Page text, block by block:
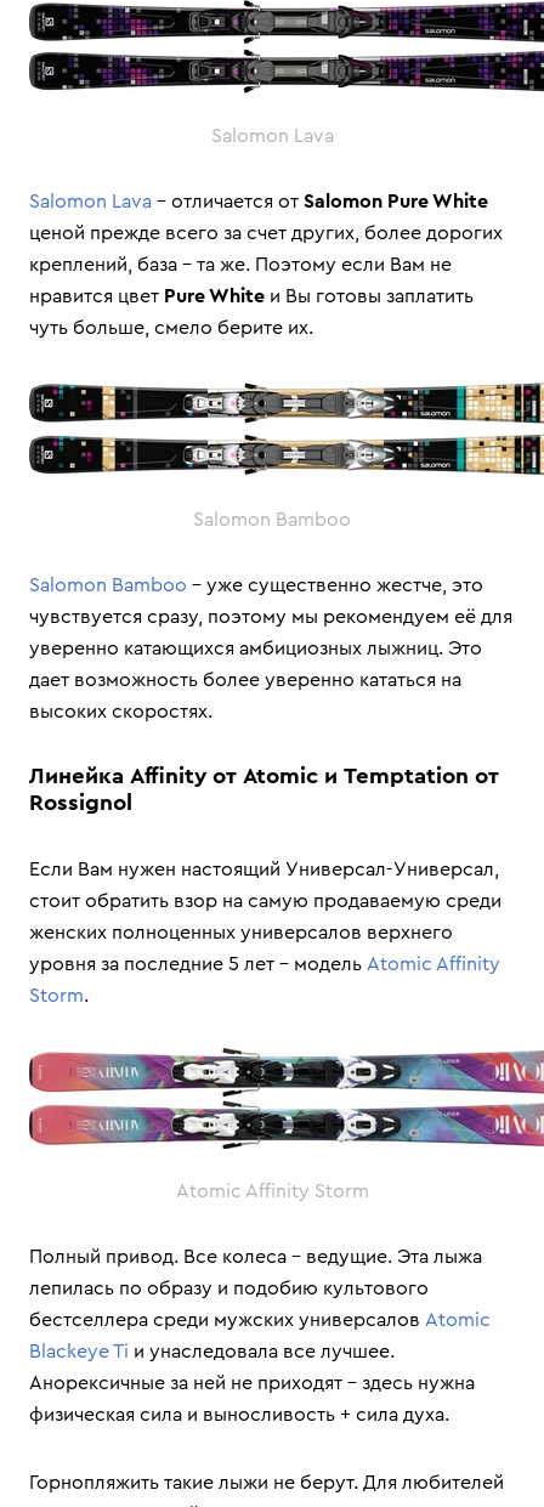
Salomon Lava
Salomon Lava – отличается от Salomon Pure White
ценой прежде всего за счет других, более дорогих
креплений, база – та же. Поэтому если Вам не
нравится цвет Pure White и Вы готовы заплатить
чуть больше, смело берите их.
Salomon Bamboo
Salomon Bamboo – уже существенно жестче, это
чувствуется сразу, поэтому мы рекомендуем её для
уверенно катающихся амбициозных лыжниц. Это
дает возможность более уверенно кататься на
высоких скоростях.
Линейка Affinity от Atomic и Temptation от
Rossignol
Если Вам нужен настоящий Универсал-Универсал,
стоит обратить взор на самую продаваемую среди
женских полноценных универсалов верхнего
уровня за последние 5 лет – модель Atomic Affinity
Storm.
Atomic Affinity Storm
Полный привод. Все колеса – ведущие. Эта лыжа
лепилась по образу и подобию культового
бестселлера среди мужских универсалов Atomic
Blackeye Ti и унаследовала все лучшее.
Анорексичные за ней не приходят – здесь нужна
физическая сила и выносливость + сила духа.
Горнопляжить такие лыжи не берут. Для любителей